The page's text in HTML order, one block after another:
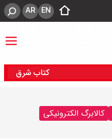
EN
AR
کتاب شرق
کالابرگ الکترونیکی